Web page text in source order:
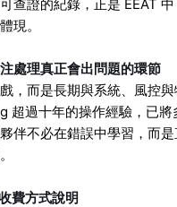
查證的紀錄，正是 EEAT 中
現。
處理真正會出問題的環節
，而是長期與系統、風控
超過十年的操作經驗，已將
伴不必在錯誤中學習，而
費方式說明